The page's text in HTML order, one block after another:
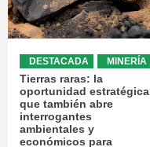
DESTACADA MINERÍA
Tierras raras: la
oportunidad estratégica
que también abre
interrogantes
ambientales y
económicos para